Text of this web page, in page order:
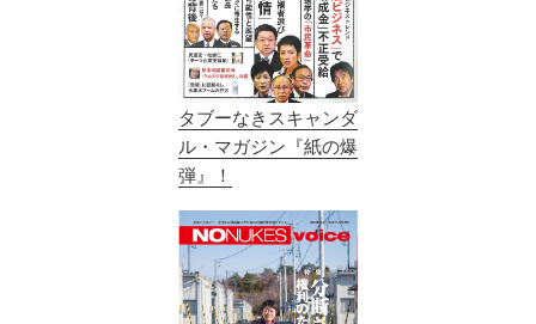
タブーなきスキャンダ
ル・マガジン『紙の爆
弾』！